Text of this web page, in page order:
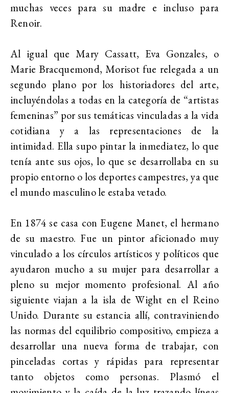
muchas veces para su madre e incluso para
Renoir.
Al igual que Mary Cassatt, Eva Gonzales, o
Marie Bracquemond, Morisot fue relegada a un
segundo plano por los historiadores del arte,
incluyéndolas a todas en la categoría de “artistas
femeninas” por sus temáticas vinculadas a la vida
cotidiana y a las representaciones de la
intimidad. Ella supo pintar la inmediatez, lo que
tenía ante sus ojos, lo que se desarrollaba en su
propio entorno o los deportes campestres, ya que
el mundo masculino le estaba vetado.
En 1874 se casa con Eugene Manet, el hermano
de su maestro. Fue un pintor aficionado muy
vinculado a los círculos artísticos y políticos que
ayudaron mucho a su mujer para desarrollar a
pleno su mejor momento profesional. Al año
siguiente viajan a la isla de Wight en el Reino
Unido. Durante su estancia allí, contraviniendo
las normas del equilibrio compositivo, empieza a
desarrollar una nueva forma de trabajar, con
pinceladas cortas y rápidas para representar
tanto objetos como personas. Plasmó el